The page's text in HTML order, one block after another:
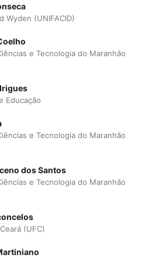
Wyden (UNIFACID)
e Tecnologia do Maranhão
Educação
e Tecnologia do Maranhão
dos Santos
e Tecnologia do Maranhão
(UFC)